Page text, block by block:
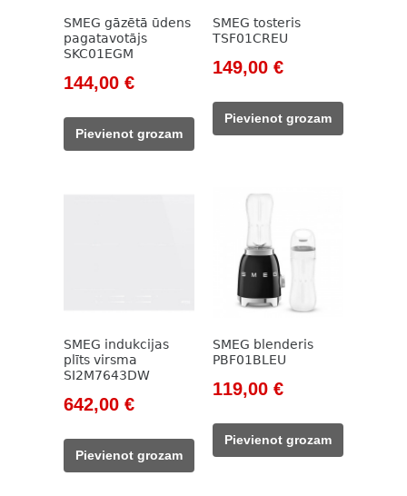
SMEG gāzētā ūdens
pagatavotājs
SKC01EGM
Original
was:
164,00 €.
144,00 €Current
144,00 €.
Pievienot grozam
SMEG tosteris
TSF01CREU
Original
was:
171,00 €.
149,00 €Current
149,00 €.
Pievienot grozam
SMEG indukcijas
plīts virsma
SI2M7643DW
Original
was:
933,00 €.
642,00 €Current
642,00 €.
Pievienot grozam
SMEG blenderis
PBF01BLEU
Original
was:
138,00 €.
119,00 €Current
119,00 €.
Pievienot grozam